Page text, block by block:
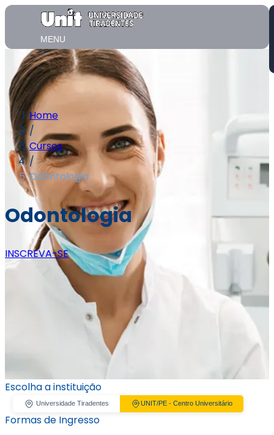
MENU
Home
/
Cursos
/
Odontologia
Odontologia
INSCREVA-SE
Escolha a instituição
Universidade Tiradentes UNIT/PE - Centro Universitário
Formas de Ingresso